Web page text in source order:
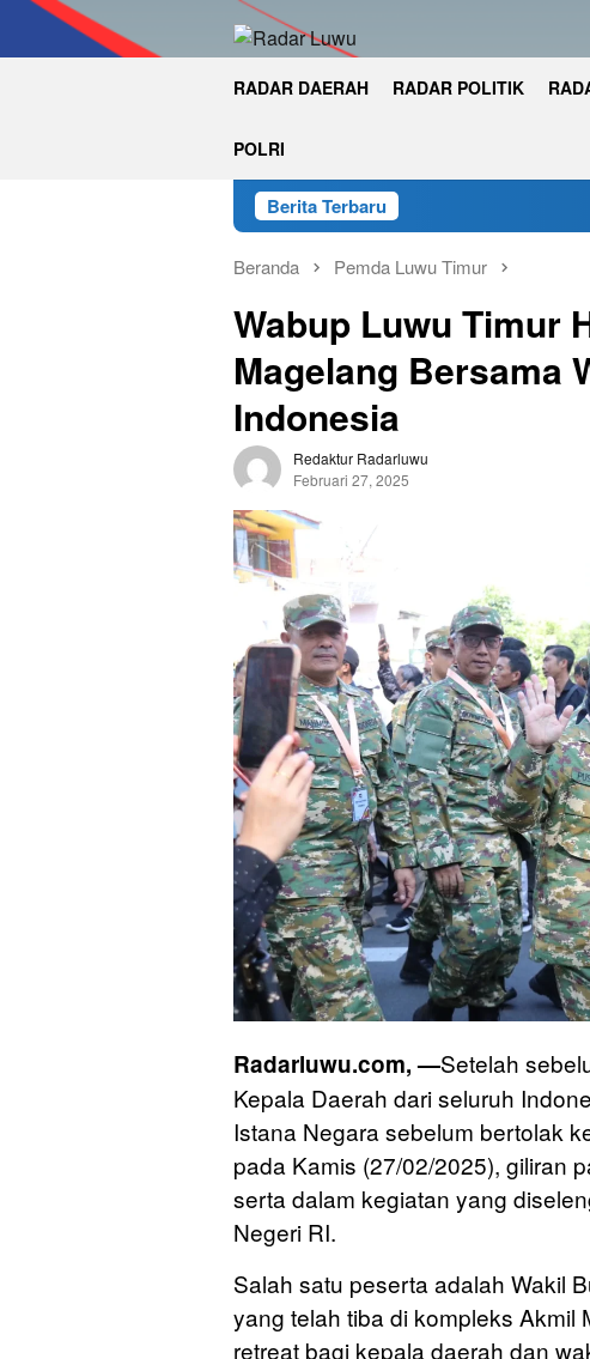
Loncat
RADAR DAERAH RADAR POLITIK
POLRI
Berita Terbaru
Beranda Pemda Luwu Timur
Wabup Luwu Timur
Magelang Bersama
Indonesia
Redaktur Radarluwu
Februari 27, 2025
Radarluwu.com, —Setelah
Kepala Daerah dari seluruh
Istana Negara sebelum bertolak
pada Kamis (27/02/2025), giliran
serta dalam kegiatan yang
Negeri RI.
Salah satu peserta adalah Wakil
yang telah tiba di kompleks Akmil
retreat bagi kepala daerah dan